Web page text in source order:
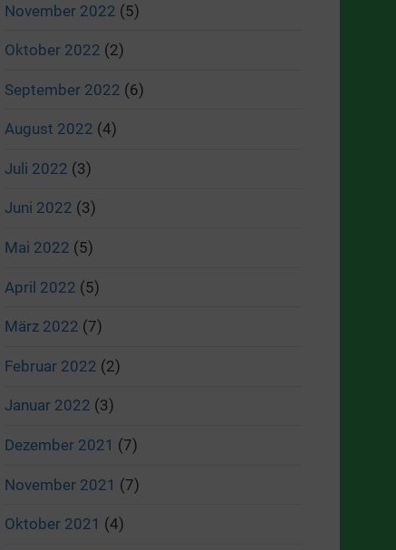
November 2022 (5)
Oktober 2022 (2)
September 2022 (6)
August 2022 (4)
Juli 2022 (3)
Juni 2022 (3)
Mai 2022 (5)
April 2022 (5)
März 2022 (7)
Februar 2022 (2)
Januar 2022 (3)
Dezember 2021 (7)
November 2021 (7)
Oktober 2021 (4)